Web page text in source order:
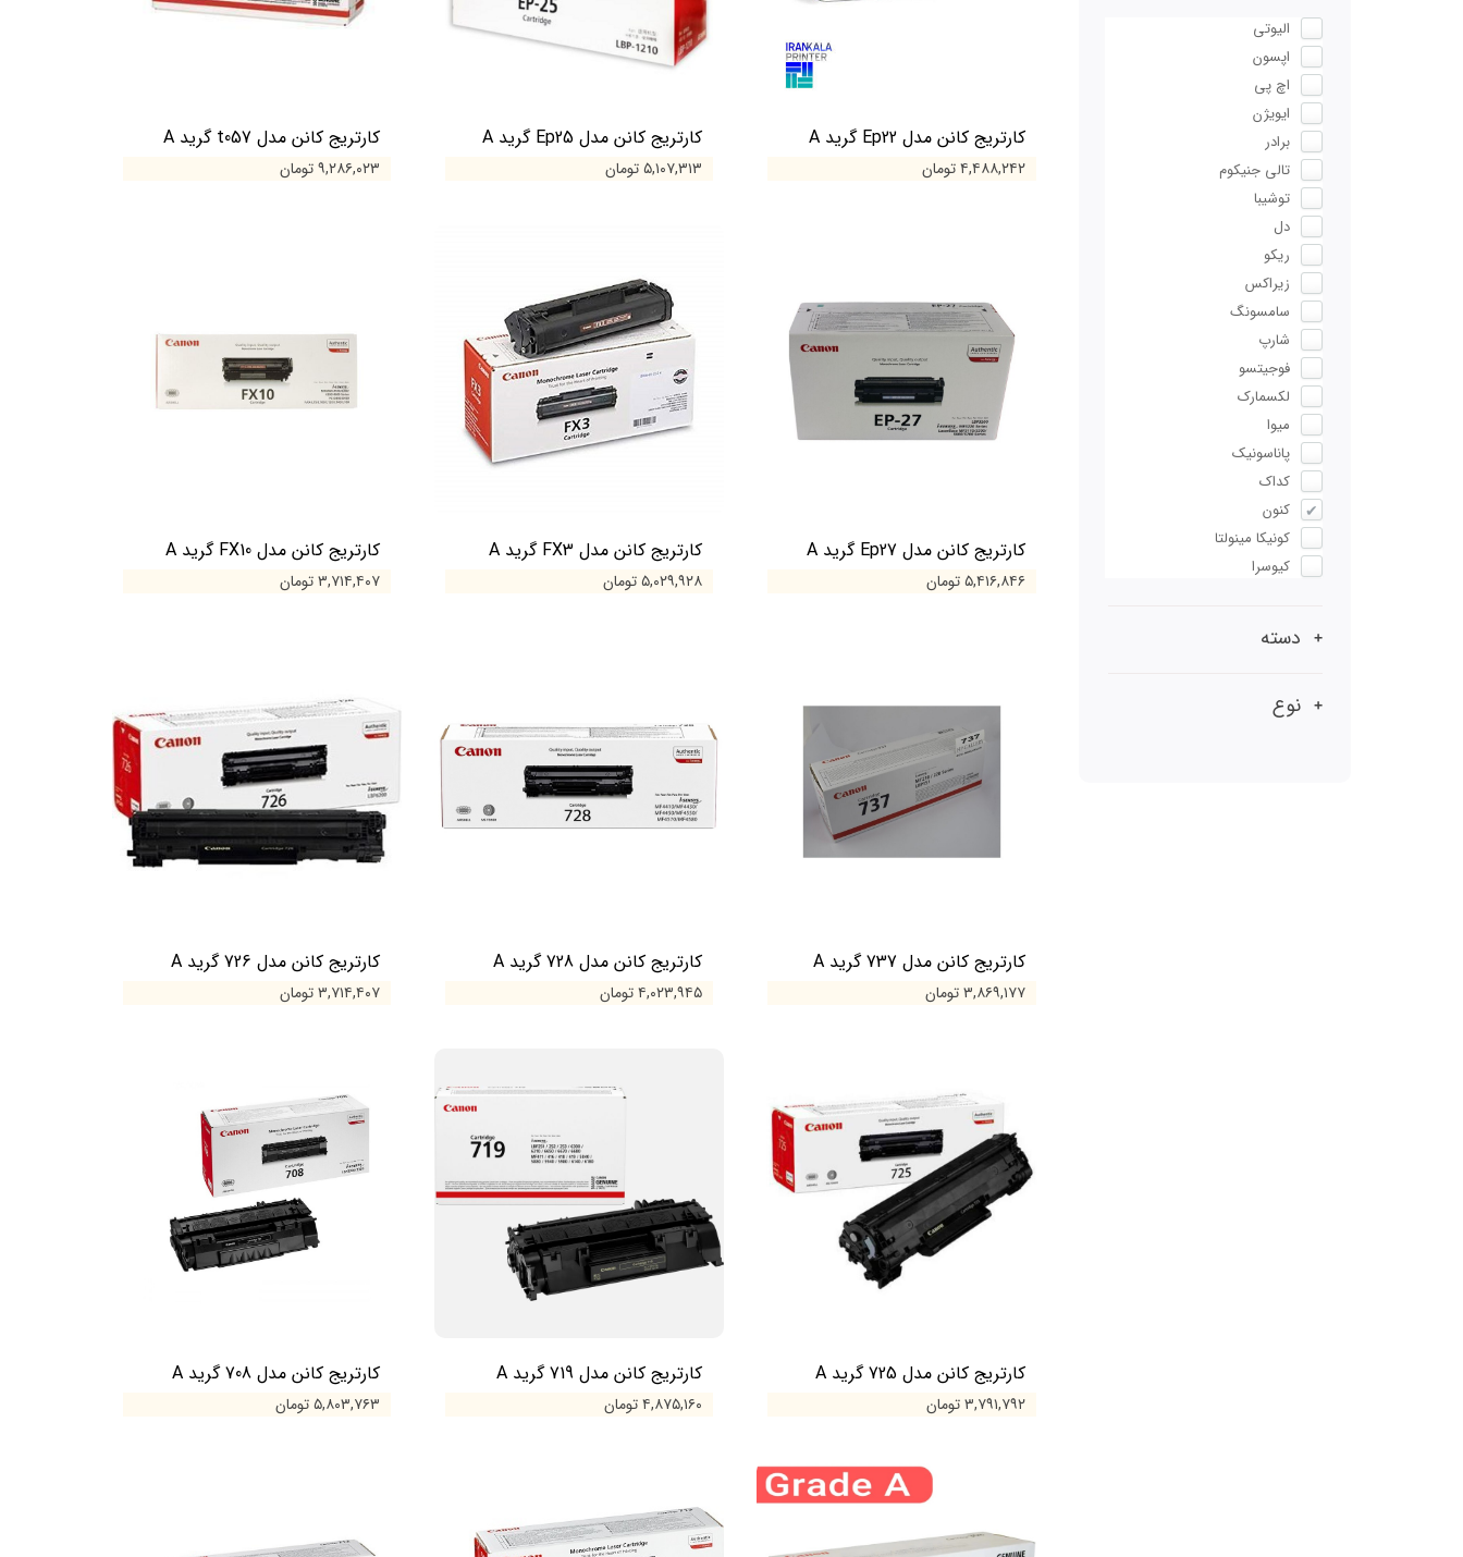
کارتریج کانن مدل Ep22 گرید A
۴,۴۸۸,۲۴۲ تومان
کارتریج کانن مدل Ep25 گرید A
۵,۱۰۷,۳۱۳ تومان
کارتریج کانن مدل t057 گرید A
۹,۲۸۶,۰۲۳ تومان
کارتریج کانن مدل Ep27 گرید A
۵,۴۱۶,۸۴۶ تومان
کارتریج کانن مدل FX3 گرید A
۵,۰۲۹,۹۲۸ تومان
کارتریج کانن مدل FX10 گرید A
۳,۷۱۴,۴۰۷ تومان
کارتریج کانن مدل 737 گرید A
۳,۸۶۹,۱۷۷ تومان
کارتریج کانن مدل 728 گرید A
۴,۰۲۳,۹۴۵ تومان
کارتریج کانن مدل 726 گرید A
۳,۷۱۴,۴۰۷ تومان
کارتریج کانن مدل 725 گرید A
۳,۷۹۱,۷۹۲ تومان
کارتریج کانن مدل 719 گرید A
۴,۸۷۵,۱۶۰ تومان
کارتریج کانن مدل 708 گرید A
۵,۸۰۳,۷۶۳ تومان
الیوتی
اپسون
اچ پی
ایویژن
برادر
تالی جنیکوم
توشیبا
دل
ریکو
زیراکس
سامسونگ
شارپ
فوجیتسو
لکسمارک
میوا
پاناسونیک
کداک
کنون
کونیکا مینولتا
کیوسرا
دسته
نوع